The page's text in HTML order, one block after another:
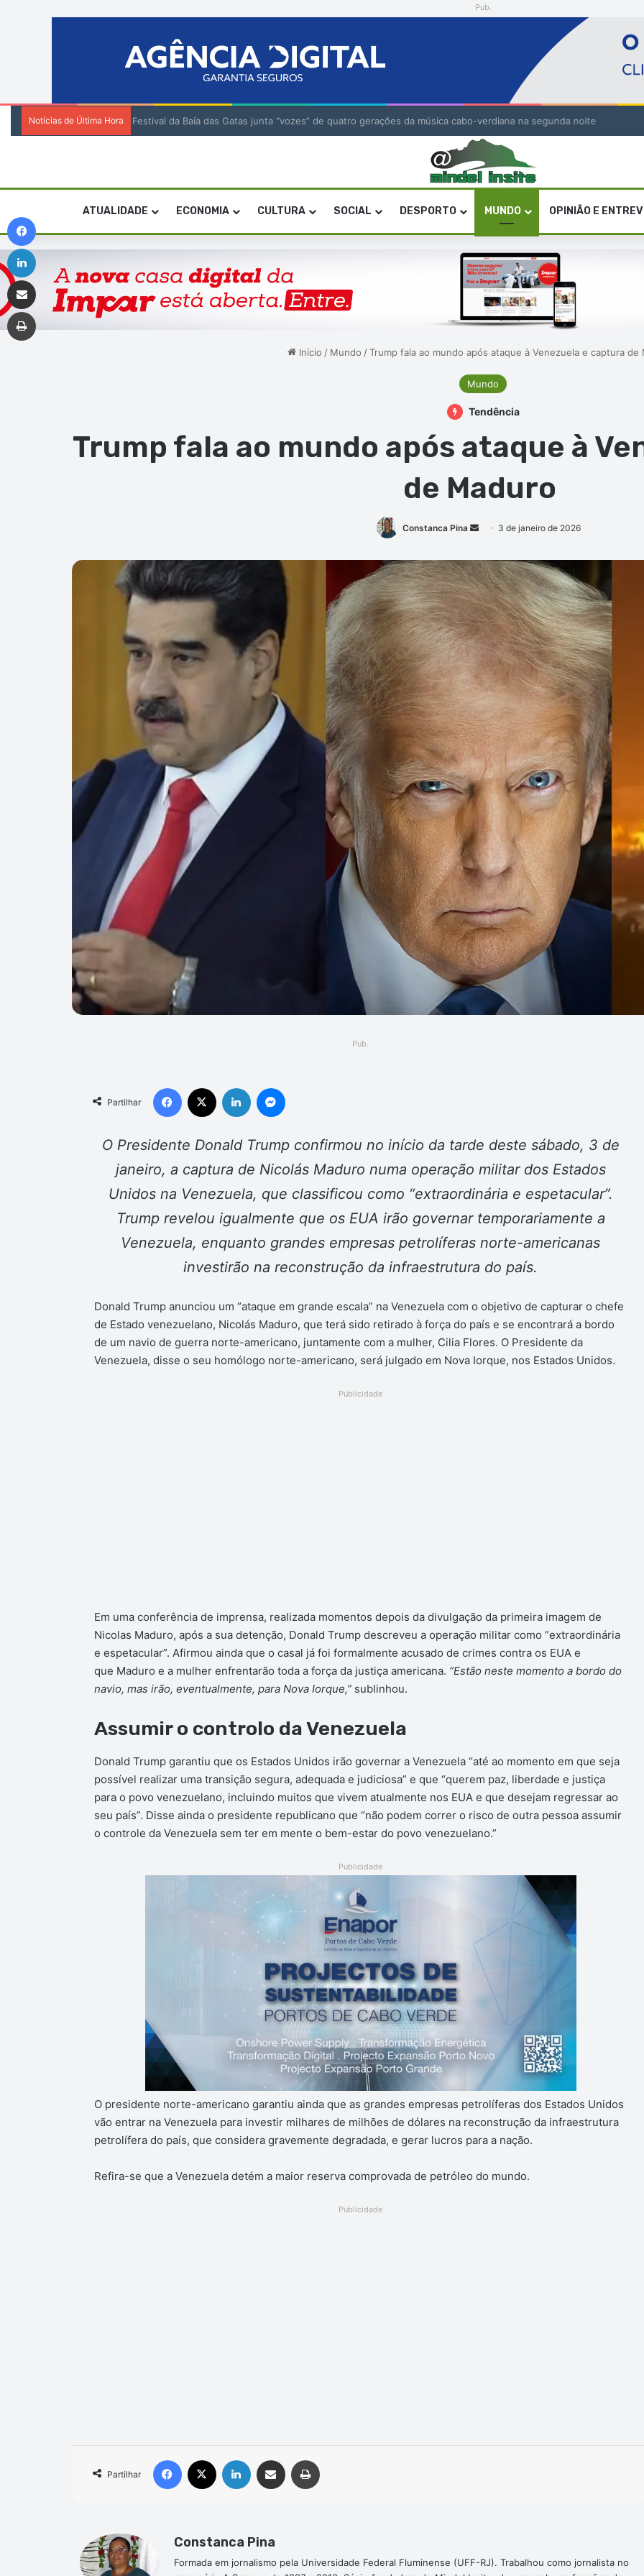
Pub.
Notícias de Última Hora Festival da Baía das Gatas junta “vozes” de quatro gerações da música cabo-verdiana na segunda noite
ATUALIDADE ECONOMIA CULTURA SOCIAL DESPORTO MUNDO OPINIÃO E
Início / Mundo / Trump fala ao mundo após ataque à Venezuela e captura
Mundo
Tendência
Trump fala ao mundo após ataque à
de Maduro
Constanca Pina
Mande
e-
mail
3 de janeiro de 2026
Pub.
Partilhar
Facebook Linkedin
O Presidente Donald Trump confirmou no início da tarde deste sábado, 3 de
janeiro, a captura de Nicolás Maduro numa operação militar dos Estados
Unidos na Venezuela, que classificou como “extraordinária e espetacular”.
Trump revelou igualmente que os EUA irão governar temporariamente a
Venezuela, enquanto grandes empresas petrolíferas norte-americanas
investirão na reconstrução da infraestrutura do país.
Donald Trump anunciou um “ataque em grande escala” na Venezuela com o objetivo de capturar o chefe
de Estado venezuelano, Nicolás Maduro, que terá sido retirado à força do país e se encontrará a bordo
de um navio de guerra norte-americano, juntamente com a mulher, Cilia Flores. O Presidente da
Venezuela, disse o seu homólogo norte-americano, será julgado em Nova Iorque, nos Estados Unidos.
Publicidade
Em uma conferência de imprensa, realizada momentos depois da divulgação da primeira imagem de
Nicolas Maduro, após a sua detenção, Donald Trump descreveu a operação militar como “extraordinária
e espetacular”. Afirmou ainda que o casal já foi formalmente acusado de crimes contra os EUA e
que Maduro e a mulher enfrentarão toda a força da justiça americana. “Estão neste momento a bordo do
navio, mas irão, eventualmente, para Nova Iorque,” sublinhou.
Assumir o controlo da Venezuela
Donald Trump garantiu que os Estados Unidos irão governar a Venezuela “até ao momento em que seja
possível realizar uma transição segura, adequada e judiciosa” e que “querem paz, liberdade e justiça
para o povo venezuelano, incluindo muitos que vivem atualmente nos EUA e que desejam regressar ao
seu país”. Disse ainda o presidente republicano que “não podem correr o risco de outra pessoa assumir
o controle da Venezuela sem ter em mente o bem-estar do povo venezuelano.”
Publicidade
O presidente norte-americano garantiu ainda que as grandes empresas petrolíferas dos Estados Unidos
vão entrar na Venezuela para investir milhares de milhões de dólares na reconstrução da infraestrutura
petrolífera do país, que considera gravemente degradada, e gerar lucros para a nação.
Refira-se que a Venezuela detém a maior reserva comprovada de petróleo do mundo.
Publicidade
Partilhar
Facebook Linkedin Compartilhar via e-mail
Constanca Pina
Formada em jornalismo pela Universidade Federal Fluminense (UFF-RJ). Trabalhou como jornalista no
Linkedin
Imprimir